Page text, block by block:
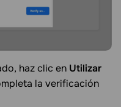
haz clic en Utilizar
la verificación